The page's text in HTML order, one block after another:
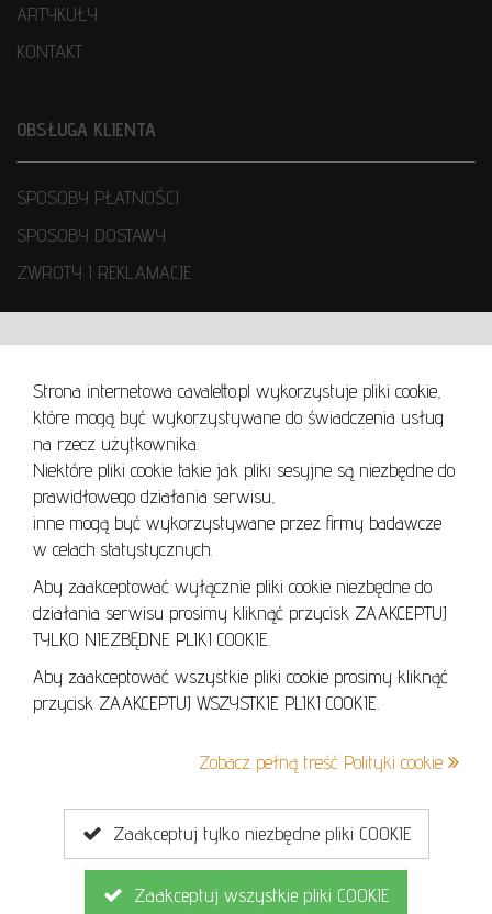
Strona internetowa cavaletto.pl wykorzystuje pliki cookie,
które mogą być wykorzystywane do świadczenia usług
na rzecz użytkownika.
Niektóre pliki cookie takie jak pliki sesyjne są niezbędne do
prawidłowego działania serwisu,
inne mogą być wykorzystywane przez firmy badawcze
w celach statystycznych.
Aby zaakceptować wyłącznie pliki cookie niezbędne do
działania serwisu prosimy kliknąć przycisk ZAAKCEPTUJ
TYLKO NIEZBĘDNE PLIKI COOKIE.
Aby zaakceptować wszystkie pliki cookie prosimy kliknąć
przycisk ZAAKCEPTUJ WSZYSTKIE PLIKI COOKIE.
Zobacz pełną treść Polityki cookie
Zaakceptuj tylko niezbędne pliki COOKIE
Zaakceptuj wszystkie pliki COOKIE
ARTYKUŁY
KONTAKT
OBSŁUGA KLIENTA
SPOSOBY PŁATNOŚCI
SPOSOBY DOSTAWY
ZWROTY I REKLAMACJE
REGULAMIN
REGULAMIN AUKCJI
POLITYKA PRYWATNOŚCI
POLITYKA COOKIES
+48 605 240 157
Copyright © 2026MGN Group. Wszelkie prawa zastrzeżone.